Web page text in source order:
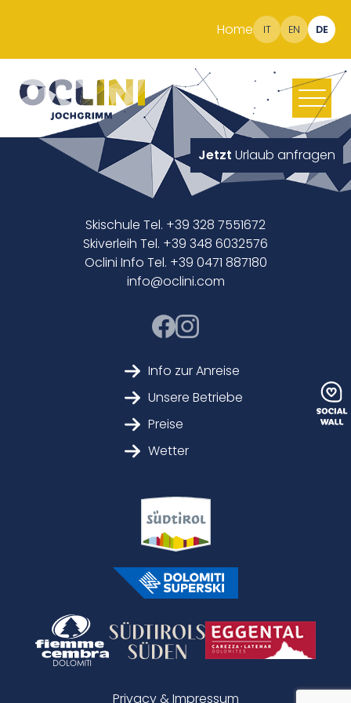
Home IT EN DE
Jetzt Urlaub anfragen
Skischule Tel. +39 328 7551672
Skiverleih Tel. +39 348 6032576
Oclini Info Tel. +39 0471 887180
info@oclini.com
Info zur Anreise
Unsere Betriebe
Preise
Wetter
Privacy & Impressum